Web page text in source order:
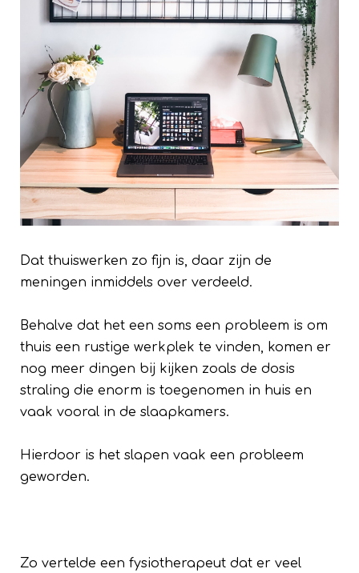
Dat thuiswerken zo fijn is, daar zijn de
meningen inmiddels over verdeeld.
Behalve dat het een soms een probleem is om
thuis een rustige werkplek te vinden, komen er
nog meer dingen bij kijken zoals de dosis
straling die enorm is toegenomen in huis en
vaak vooral in de slaapkamers.
Hierdoor is het slapen vaak een probleem
geworden.
Zo vertelde een fysiotherapeut dat er veel